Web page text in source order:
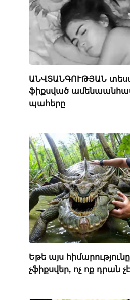
ԱՆՎՏԱՆԳՈՒԹՅԱՆ
ֆիքսված
պահերը
Եթե ​​այս
չֆիքսվեր, ոչ ոք դրան